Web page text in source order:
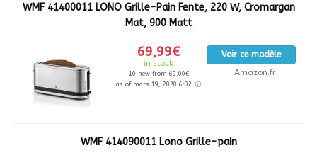
WMF 41400011 LONO Grille-Pain Fente, 220 W, Cromargan
Mat, 900 Matt
69,99€
in stock
10 new from 69,00€
as of mars 19, 2020 6:02
Voir ce modèle
Amazon.fr
WMF 414090011 Lono Grille-pain